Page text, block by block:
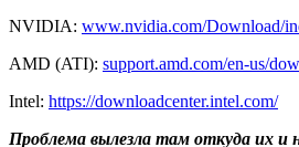
NVIDIA: www.nvidia.com/Download/
AMD (ATI): support.amd.com/en-us/
Intel: https://downloadcenter.intel.com/
Проблема вылезла там откуда их и